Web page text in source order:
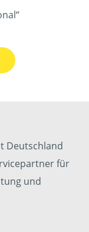
Deutschland
für
und